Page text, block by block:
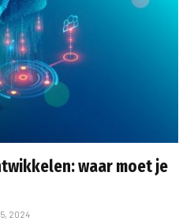
waar moet je
2024